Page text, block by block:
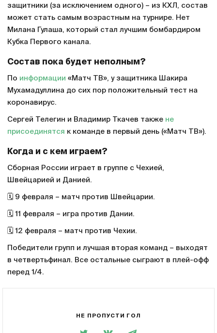
защитники (за исключением одного) – из КХЛ, состав
может стать самым возрастным на турнире. Нет
Милана Гулаша, который стал лучшим бомбардиром
Кубка Первого канала.
Состав пока будет неполным?
По информации «Матч ТВ», у защитника Шакира
Мухамадуллина до сих пор положительный тест на
коронавирус.
Сергей Телегин и Владимир Ткачев также не
присоединятся к команде в первый день («Матч ТВ»).
Когда и с кем играем?
Сборная России играет в группе с Чехией,
Швейцарией и Данией.
🗓️ 9 февраля – матч против Швейцарии.
🗓️ 11 февраля – игра против Дании.
🗓️ 12 февраля – матч против Чехии.
Победители групп и лучшая вторая команд – выходят
в четвертьфинал. Все остальные сыграют в плей-офф
перед 1/4.
НЕ ПРОПУСТИ ГОЛ